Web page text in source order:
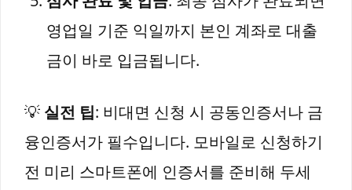
영업일 기준 익일까지 본인 계좌로 대출
금이 바로 입금됩니다.
💡 실전 팁: 비대면 신청 시 공동인증서나 금
융인증서가 필수입니다. 모바일로 신청하기
전 미리 스마트폰에 인증서를 준비해 두세